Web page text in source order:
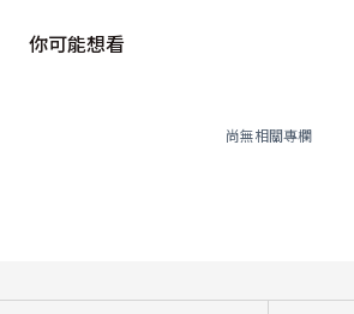
你可能想看
尚無相關專欄